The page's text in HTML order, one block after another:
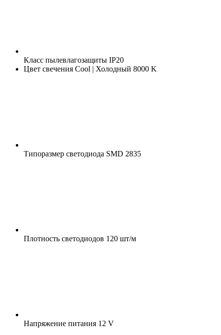
Класс пылевлагозащиты IP20
Цвет свечения Cool | Холодный 8000 K
Типоразмер светодиода SMD 2835
Плотность светодиодов 120 шт/м
Напряжение питания 12 V